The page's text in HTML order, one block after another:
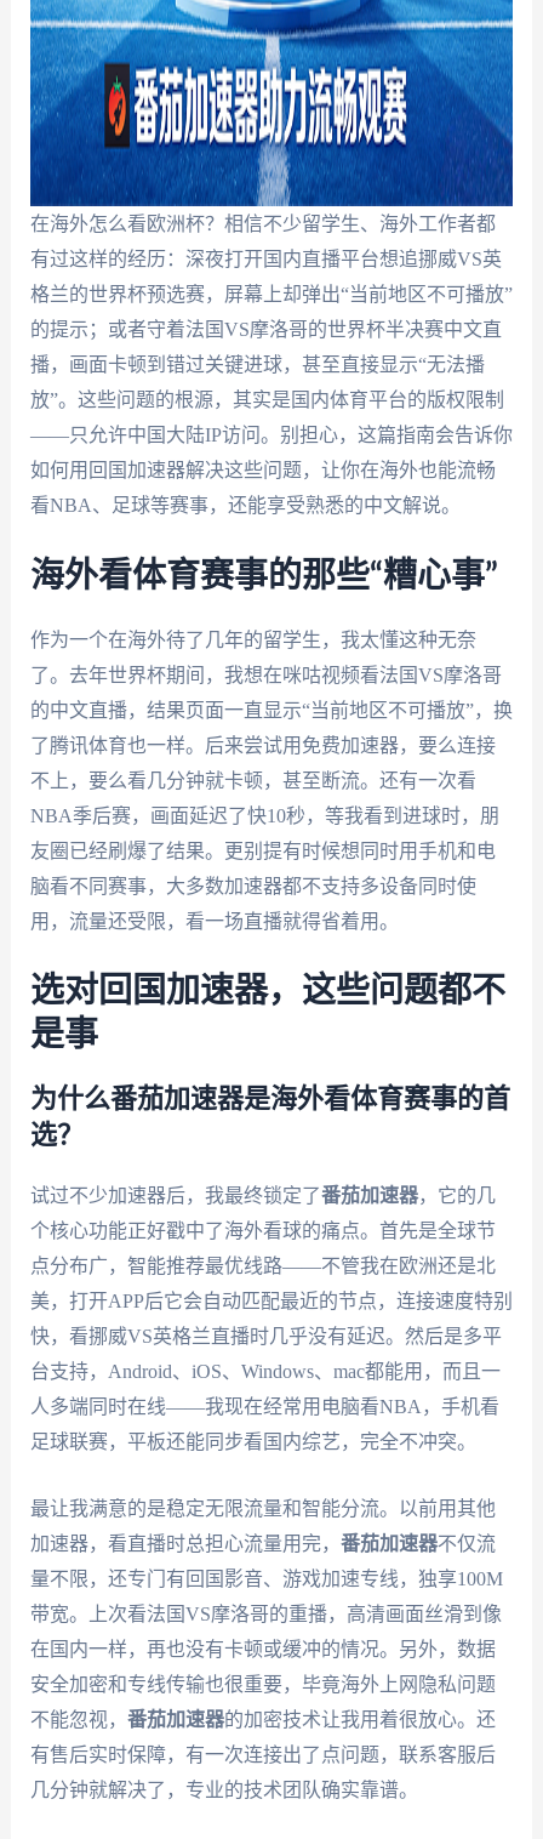
在海外怎么看欧洲杯？相信不少留学生、海外工作者都
有过这样的经历：深夜打开国内直播平台想追挪威VS英
格兰的世界杯预选赛，屏幕上却弹出“当前地区不可播放”
的提示；或者守着法国VS摩洛哥的世界杯半决赛中文直
播，画面卡顿到错过关键进球，甚至直接显示“无法播
放”。这些问题的根源，其实是国内体育平台的版权限制
——只允许中国大陆IP访问。别担心，这篇指南会告诉你
如何用回国加速器解决这些问题，让你在海外也能流畅
看NBA、足球等赛事，还能享受熟悉的中文解说。
海外看体育赛事的那些“糟心事”
作为一个在海外待了几年的留学生，我太懂这种无奈
了。去年世界杯期间，我想在咪咕视频看法国VS摩洛哥
的中文直播，结果页面一直显示“当前地区不可播放”，换
了腾讯体育也一样。后来尝试用免费加速器，要么连接
不上，要么看几分钟就卡顿，甚至断流。还有一次看
NBA季后赛，画面延迟了快10秒，等我看到进球时，朋
友圈已经刷爆了结果。更别提有时候想同时用手机和电
脑看不同赛事，大多数加速器都不支持多设备同时使
用，流量还受限，看一场直播就得省着用。
选对回国加速器，这些问题都不
是事
为什么番茄加速器是海外看体育赛事的首
选？
试过不少加速器后，我最终锁定了番茄加速器，它的几
个核心功能正好戳中了海外看球的痛点。首先是全球节
点分布广，智能推荐最优线路——不管我在欧洲还是北
美，打开APP后它会自动匹配最近的节点，连接速度特别
快，看挪威VS英格兰直播时几乎没有延迟。然后是多平
台支持，Android、iOS、Windows、mac都能用，而且一
人多端同时在线——我现在经常用电脑看NBA，手机看
足球联赛，平板还能同步看国内综艺，完全不冲突。
最让我满意的是稳定无限流量和智能分流。以前用其他
加速器，看直播时总担心流量用完， 番茄加速器不仅流
量不限，还专门有回国影音、游戏加速专线，独享100M
带宽。上次看法国VS摩洛哥的重播，高清画面丝滑到像
在国内一样，再也没有卡顿或缓冲的情况。另外，数据
安全加密和专线传输也很重要，毕竟海外上网隐私问题
不能忽视， 番茄加速器的加密技术让我用着很放心。还
有售后实时保障，有一次连接出了点问题，联系客服后
几分钟就解决了，专业的技术团队确实靠谱。